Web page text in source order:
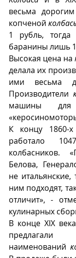
весьма
копченой
1 рубль,
баранины лишь
Высокая цена на
делала их
ими весьма
Производители
машины
К концу 1860-
работало
колбасников.
Белова,
не
ним подходят,
отличит», -
кулинарных
В конце XIX
наименований